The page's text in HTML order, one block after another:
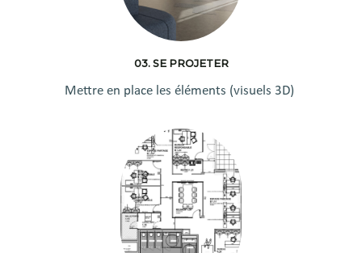
03. SE PROJETER
Mettre en place les éléments (visuels 3D)